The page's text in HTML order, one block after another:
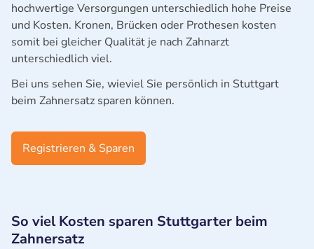
hochwertige Versorgungen unterschiedlich hohe Preise
und Kosten. Kronen, Brücken oder Prothesen kosten
somit bei gleicher Qualität je nach Zahnarzt
unterschiedlich viel.
Bei uns sehen Sie, wieviel Sie persönlich in Stuttgart
beim Zahnersatz sparen können.
Registrieren & Sparen
So viel Kosten sparen Stuttgarter beim
Zahnersatz